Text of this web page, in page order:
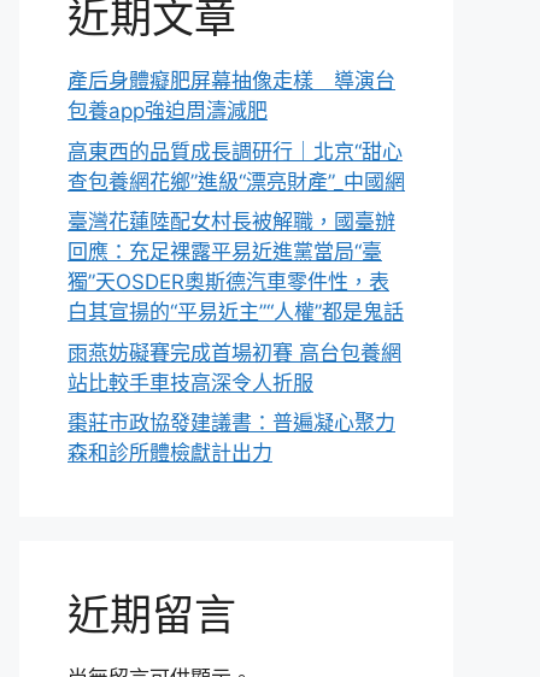
近期文章
產后身體癡肥屏幕抽像走樣 導演台
包養app強迫周濤減肥
高東西的品質成長調研行｜北京“甜心
查包養網花鄉”進級“漂亮財產”_中國網
臺灣花蓮陸配女村長被解職，國臺辦
回應：充足裸露平易近進黨當局“臺
獨”天OSDER奧斯德汽車零件性，表
白其宣揚的“平易近主”“人權”都是鬼話
雨燕妨礙賽完成首場初賽 高台包養網
站比較手車技高深令人折服
棗莊市政協發建議書：普遍凝心聚力
森和診所體檢獻計出力
近期留言